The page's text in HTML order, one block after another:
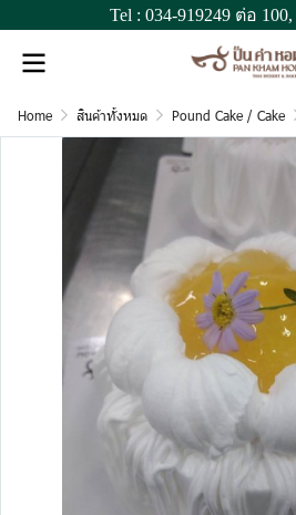
Tel : 034-919249ต่อ 100,
Home สินค้าทั้งหมด Pound Cake / Cake